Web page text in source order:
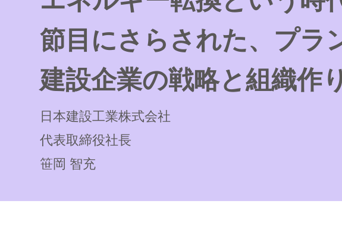
節目にさらされた、プラ
建設企業の戦略と組織作り
日本建設工業株式会社
代表取締役社長
笹岡 智充